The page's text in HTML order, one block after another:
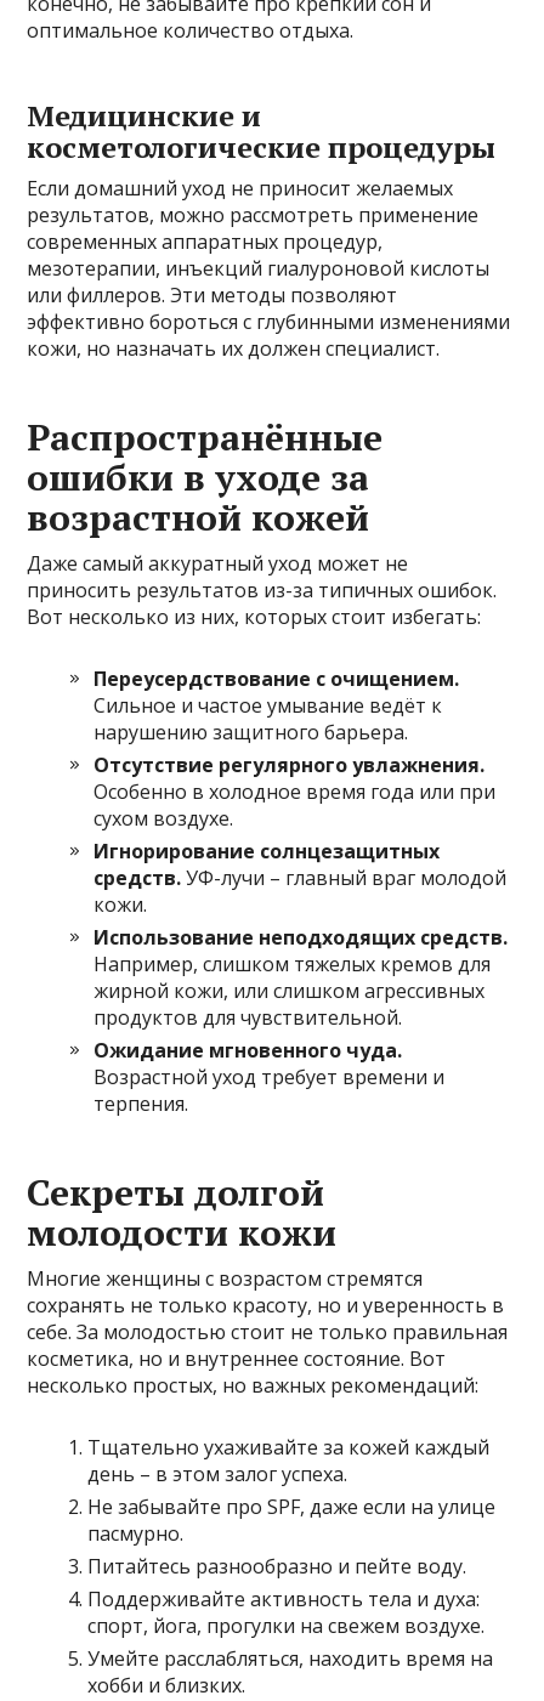
оптимальное количество отдыха.
Медицинские и
косметологические процедуры
Если домашний уход не приносит желаемых
результатов, можно рассмотреть применение
современных аппаратных процедур,
мезотерапии, инъекций гиалуроновой кислоты
или филлеров. Эти методы позволяют
эффективно бороться с глубинными изменениями
кожи, но назначать их должен специалист.
Распространённые
ошибки в уходе за
возрастной кожей
Даже самый аккуратный уход может не
приносить результатов из-за типичных ошибок.
Вот несколько из них, которых стоит избегать:
Переусердствование с очищением.
Сильное и частое умывание ведёт к
нарушению защитного барьера.
Отсутствие регулярного увлажнения.
Особенно в холодное время года или при
сухом воздухе.
Игнорирование солнцезащитных
средств.УФ-лучи – главный враг молодой
кожи.
Использование неподходящих средств.
Например, слишком тяжелых кремов для
жирной кожи, или слишком агрессивных
продуктов для чувствительной.
Ожидание мгновенного чуда.
Возрастной уход требует времени и
терпения.
Секреты долгой
молодости кожи
Многие женщины с возрастом стремятся
сохранять не только красоту, но и уверенность в
себе. За молодостью стоит не только правильная
косметика, но и внутреннее состояние. Вот
несколько простых, но важных рекомендаций:
Тщательно ухаживайте за кожей каждый
день – в этом залог успеха.
Не забывайте про SPF, даже если на улице
пасмурно.
Питайтесь разнообразно и пейте воду.
Поддерживайте активность тела и духа:
спорт, йога, прогулки на свежем воздухе.
Умейте расслабляться, находить время на
хобби и близких.